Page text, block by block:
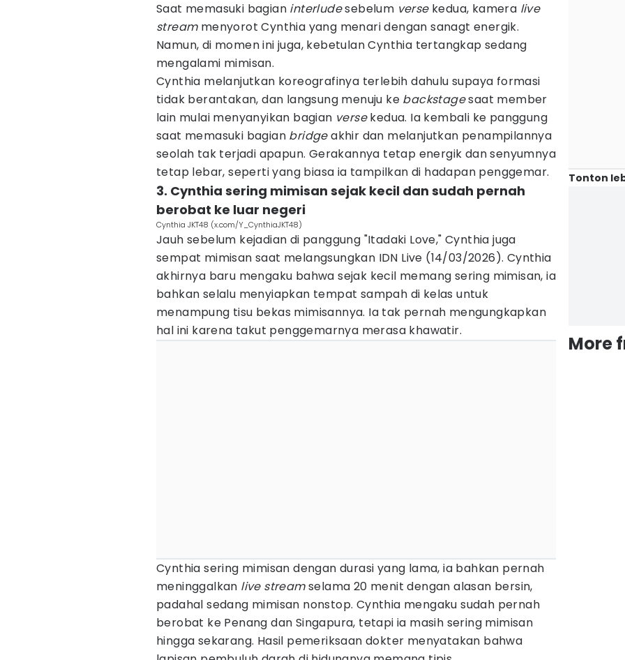
Saat memasuki bagian interludesebelum verse kedua, kamera live
stream menyorot Cynthia yang menari dengan sanagt energik.
Namun, di momen ini juga, kebetulan Cynthia tertangkap sedang
mengalami mimisan.
Cynthia melanjutkan koreografinya terlebih dahulu supaya formasi
tidak berantakan, dan langsung menuju ke backstagesaat member
lain mulai menyanyikan bagian versekedua. Ia kembali ke panggung
saat memasuki bagian bridgeakhir dan melanjutkan penampilannya
seolah tak terjadi apapun. Gerakannya tetap energik dan senyumnya
tetap lebar, seperti yang biasa ia tampilkan di hadapan penggemar.
3. Cynthia sering mimisan sejak kecil dan sudah pernah
berobat ke luar negeri
Cynthia JKT48 (x.com/Y_CynthiaJKT48)
Jauh sebelum kejadian di panggung "Itadaki Love," Cynthia juga
sempat mimisan saat melangsungkan IDN Live (14/03/2026). Cynthia
akhirnya baru mengaku bahwa sejak kecil memang sering mimisan, ia
bahkan selalu menyiapkan tempat sampah di kelas untuk
menampung tisu bekas mimisannya. Ia tak pernah mengungkapkan
hal ini karena takut penggemarnya merasa khawatir.
Cynthia sering mimisan dengan durasi yang lama, ia bahkan pernah
meninggalkan live streamselama 20 menit dengan alasan bersin,
padahal sedang mimisan nonstop. Cynthia mengaku sudah pernah
berobat ke Penang dan Singapura, tetapi ia masih sering mimisan
hingga sekarang. Hasil pemeriksaan dokter menyatakan bahwa
Tonton
More